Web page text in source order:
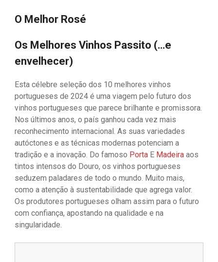
O Melhor Rosé
Os Melhores Vinhos Passito (…e
envelhecer)
Esta célebre seleção dos 10 melhores vinhos
portugueses de 2024 é uma viagem pelo futuro dos
vinhos portugueses que parece brilhante e promissora.
Nos últimos anos, o país ganhou cada vez mais
reconhecimento internacional. As suas variedades
autóctones e as técnicas modernas potenciam a
tradição e a inovação. Do famoso Porta E Madeira aos
tintos intensos do Douro, os vinhos portugueses
seduzem paladares de todo o mundo. Muito mais,
como a atenção à sustentabilidade que agrega valor.
Os produtores portugueses olham assim para o futuro
com confiança, apostando na qualidade e na
singularidade.